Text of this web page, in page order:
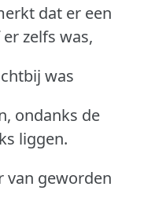
dat er een
zelfs was,
was
ondanks de
liggen.
van geworden